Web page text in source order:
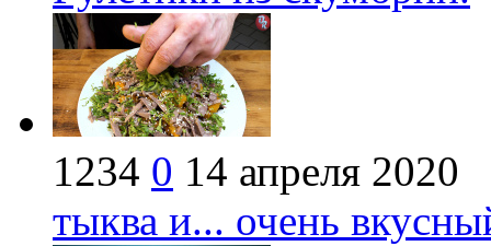
1234 0 14 апреля 2020
тыква и... очень